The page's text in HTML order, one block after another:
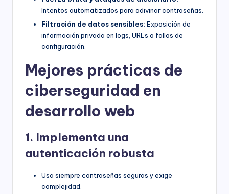
Intentos automatizados para adivinar contraseñas.
Filtración de datos sensibles: Exposición de
información privada en logs, URLs o fallos de
configuración.
Mejores prácticas de
ciberseguridad en
desarrollo web
1. Implementa una
autenticación robusta
Usa siempre contraseñas seguras y exige
complejidad.